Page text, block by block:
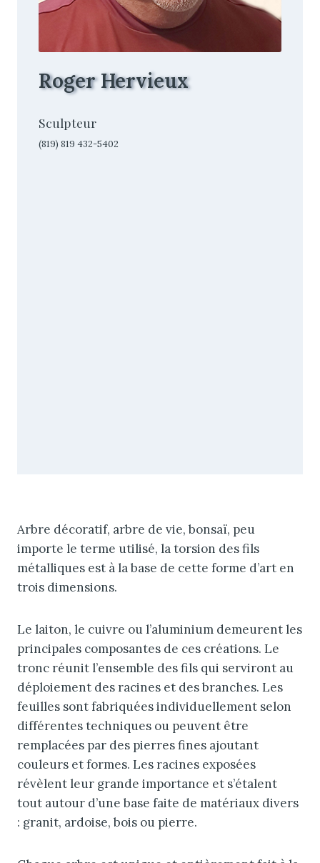
Roger Hervieux
Sculpteur
(819) 819 432-5402
Arbre décoratif, arbre de vie, bonsaï, peu
importe le terme utilisé, la torsion des fils
métalliques est à la base de cette forme d’art en
trois dimensions.
Le laiton, le cuivre ou l’aluminium demeurent les
principales composantes de ces créations. Le
tronc réunit l’ensemble des fils qui serviront au
déploiement des racines et des branches. Les
feuilles sont fabriquées individuellement selon
différentes techniques ou peuvent être
remplacées par des pierres fines ajoutant
couleurs et formes. Les racines exposées
révèlent leur grande importance et s’étalent
tout autour d’une base faite de matériaux divers
: granit, ardoise, bois ou pierre.